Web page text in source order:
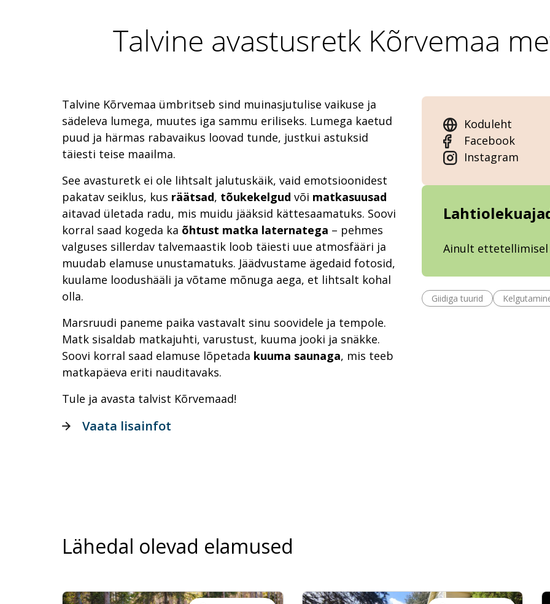
Talvine avastusretk Kõrvemaa
Talvine Kõrvemaa ümbritseb sind muinasjutulise vaikuse ja
sädeleva lumega, muutes iga sammu eriliseks. Lumega kaetud
puud ja härmas rabavaikus loovad tunde, justkui astuksid
täiesti teise maailma.
See avasturetk ei ole lihtsalt jalutuskäik, vaid emotsioonidest
pakatav seiklus, kus räätsad, tõukekelgud või matkasuusad
aitavad ületada radu, mis muidu jääksid kättesaamatuks. Soovi
korral saad kogeda ka õhtust matka laternatega – pehmes
valguses sillerdav talvemaastik loob täiesti uue atmosfääri ja
muudab elamuse unustamatuks. Jäädvustame ägedaid fotosid,
kuulame loodushääli ja võtame mõnuga aega, et lihtsalt kohal
olla.
Marsruudi paneme paika vastavalt sinu soovidele ja tempole.
Matk sisaldab matkajuhti, varustust, kuuma jooki ja snäkke.
Soovi korral saad elamuse lõpetada kuuma saunaga, mis teeb
matkapäeva eriti nauditavaks.
Tule ja avasta talvist Kõrvemaad!
Koduleht
Facebook
Instagram
Ainult ettetellimisel
Giidiga tuurid
Vaata lisainfot
Lähedal olevad elamused